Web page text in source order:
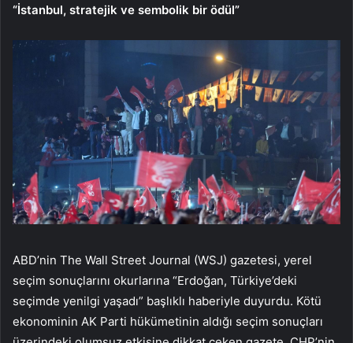
“İstanbul, stratejik ve sembolik bir ödül”
ABD’nin The Wall Street Journal (WSJ) gazetesi, yerel
seçim sonuçlarını okurlarına “Erdoğan, Türkiye’deki
seçimde yenilgi yaşadı” başlıklı haberiyle duyurdu. Kötü
ekonominin AK Parti hükümetinin aldığı seçim sonuçları